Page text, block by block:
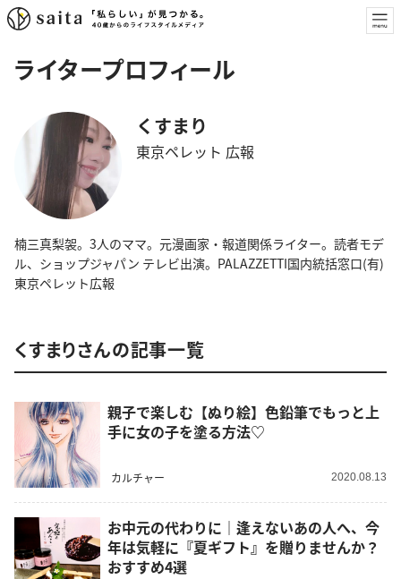
ライタープロフィール
くすまり
東京ペレット 広報
楠三真梨袈。3人のママ。元漫画家・報道関係ライター。読者モデ
ル、ショップジャパン テレビ出演。PALAZZETTI国内統括窓口(有)
東京ペレット広報
くすまりさんの記事一覧
親子で楽しむ【ぬり絵】色鉛筆でもっと上
手に女の子を塗る方法♡
カルチャー 2020.08.13
お中元の代わりに｜逢えないあの人へ、今
年は気軽に『夏ギフト』を贈りませんか？
おすすめ4選